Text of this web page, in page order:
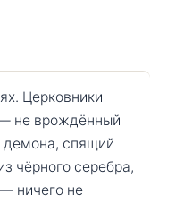
Церковники
не врождённый
демона, спящий
чёрного серебра,
ничего не